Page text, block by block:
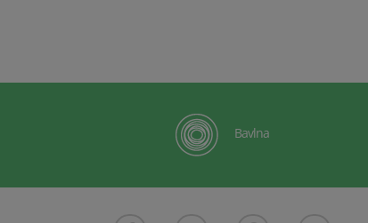
Bavlna